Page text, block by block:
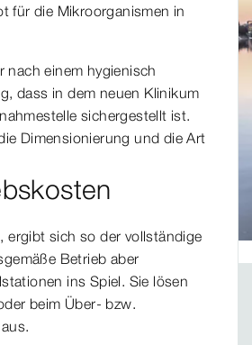
für die Mikroorganismen in
nach einem hygienisch
dass in dem neuen Klinikum
sichergestellt ist.
Dimensionierung und die Art
ergibt sich so der vollständige
Betrieb aber
ins Spiel. Sie lösen
beim Über- bzw.